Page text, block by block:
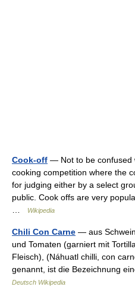
Cook-off — Not to be confused
cooking competition where the
for judging either by a select
public. Cook offs are very
Wikipedia
Chili Con Carne — aus
und Tomaten (garniert mit
Fleisch), (Náhuatl chilli, con
genannt, ist die Bezeichnung
Deutsch Wikipedia